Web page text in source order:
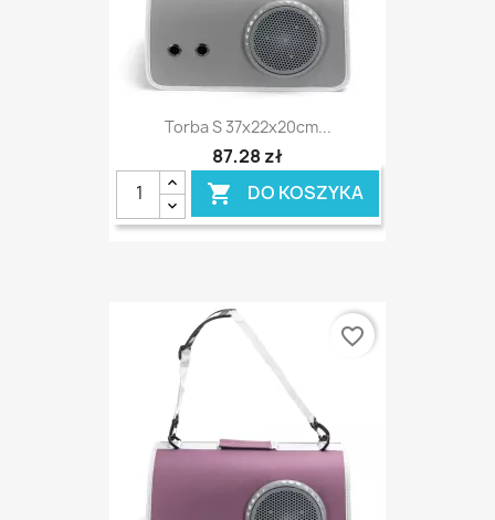
Torba S 37x22x20cm...
87,28 zł
 DO KOSZYKA
favorite_border